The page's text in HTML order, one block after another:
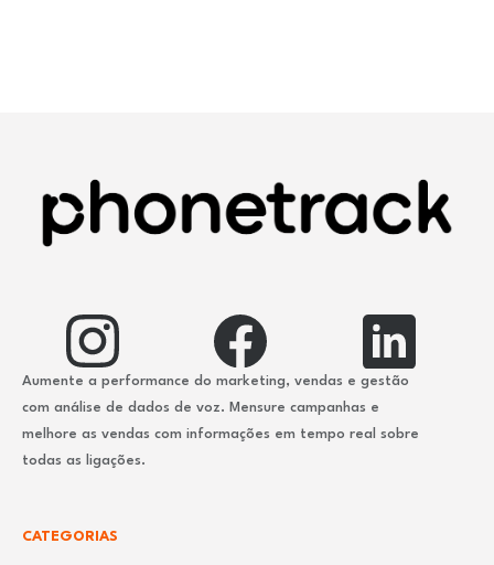
Aumente a performance do marketing, vendas e gestão
com análise de dados de voz. Mensure campanhas e
melhore as vendas com informações em tempo real sobre
todas as ligações.
CATEGORIAS